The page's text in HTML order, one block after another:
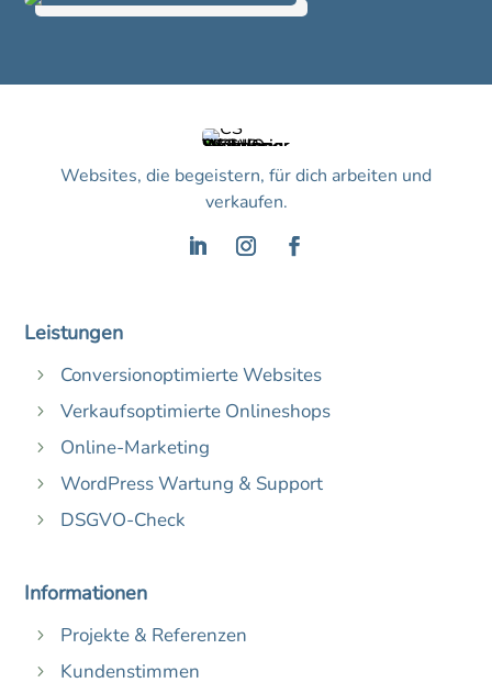
Websites, die begeistern, für dich arbeiten und
verkaufen.
Leistungen
5 Conversionoptimierte Websites
5 Verkaufsoptimierte Onlineshops
5 Online-Marketing
5 WordPress Wartung & Support
5 DSGVO-Check
Informationen
5 Projekte & Referenzen
5 Kundenstimmen